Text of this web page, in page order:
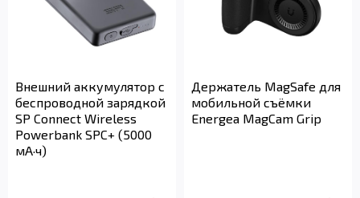
Внешний аккумулятор с
беспроводной зарядкой
SP Connect Wireless
Powerbank SPC+ (5000
мА·ч)
Держатель MagSafe для
мобильной съёмки
Energea MagCam Grip